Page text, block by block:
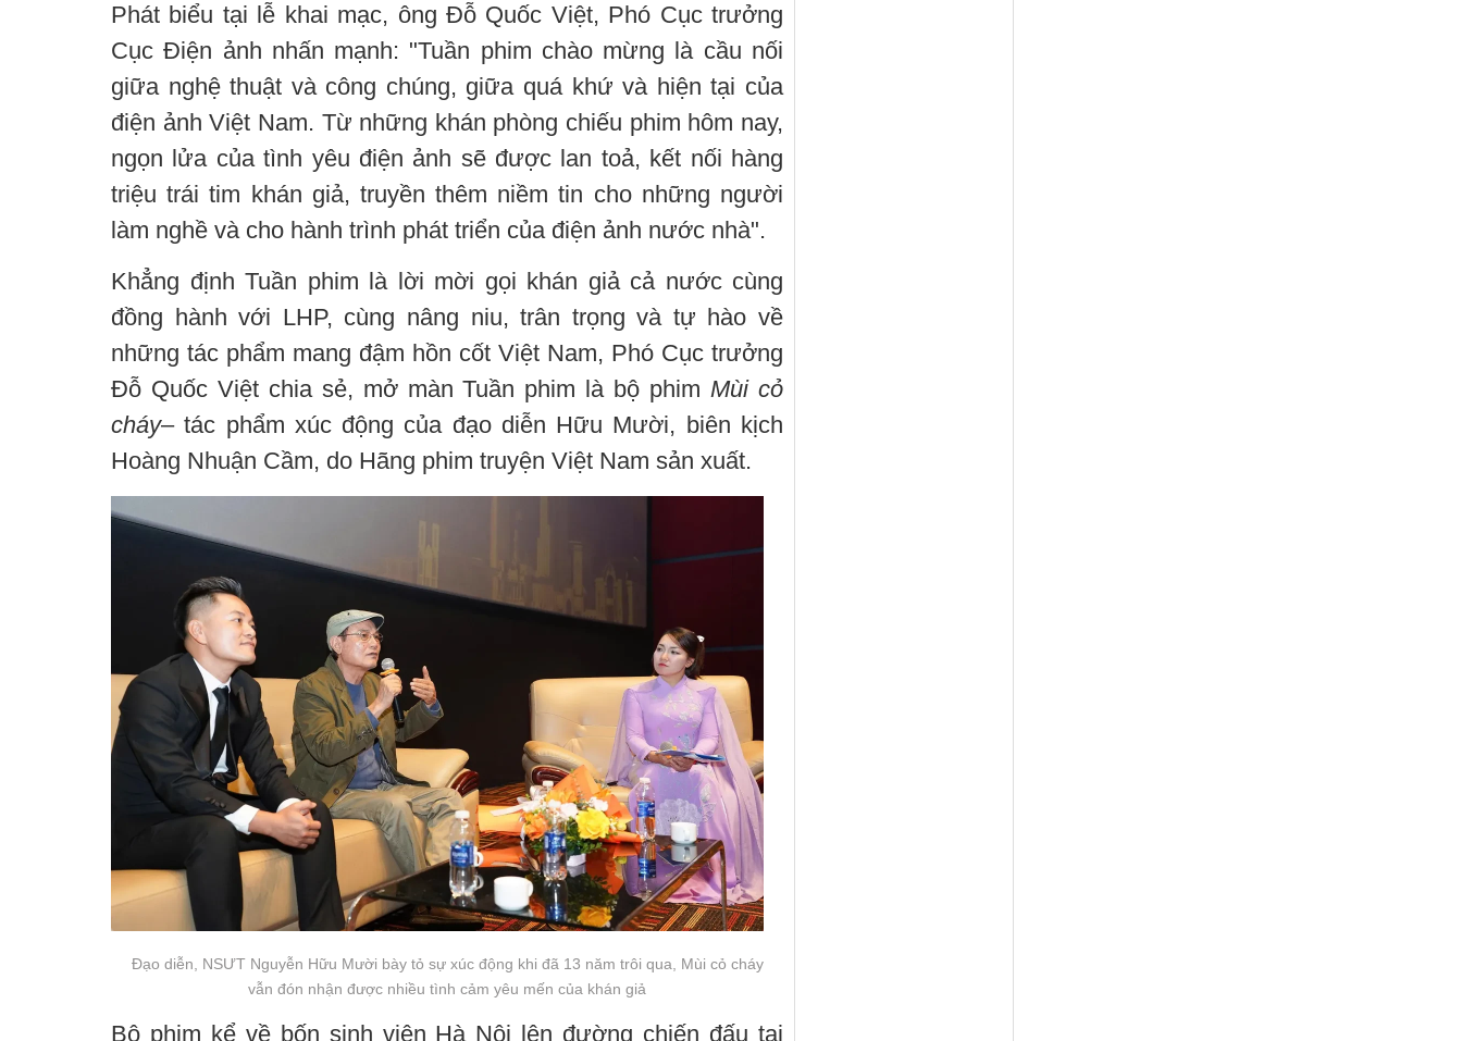
Phát biểu tại lễ khai mạc, ông Đỗ Quốc Việt, Phó Cục trưởng
Cục Điện ảnh nhấn mạnh: "Tuần phim chào mừng là cầu nối
giữa nghệ thuật và công chúng, giữa quá khứ và hiện tại của
điện ảnh Việt Nam. Từ những khán phòng chiếu phim hôm nay,
ngọn lửa của tình yêu điện ảnh sẽ được lan toả, kết nối hàng
triệu trái tim khán giả, truyền thêm niềm tin cho những người
làm nghề và cho hành trình phát triển của điện ảnh nước nhà".
Khẳng định Tuần phim là lời mời gọi khán giả cả nước cùng
đồng hành với LHP, cùng nâng niu, trân trọng và tự hào về
những tác phẩm mang đậm hồn cốt Việt Nam, Phó Cục trưởng
Đỗ Quốc Việt chia sẻ, mở màn Tuần phim là bộ phimMùi cỏ
cháy– tác phẩm xúc động của đạo diễn Hữu Mười, biên kịch
Hoàng Nhuận Cầm, do Hãng phim truyện Việt Nam sản xuất.
Đạo diễn, NSƯT Nguyễn Hữu Mười bày tỏ sự xúc động khi đã 13 năm trôi qua, Mùi cỏ cháy
vẫn đón nhận được nhiều tình cảm yêu mến của khán giả
Bộ phim kể về bốn sinh viên Hà Nội lên đường chiến đấu tại